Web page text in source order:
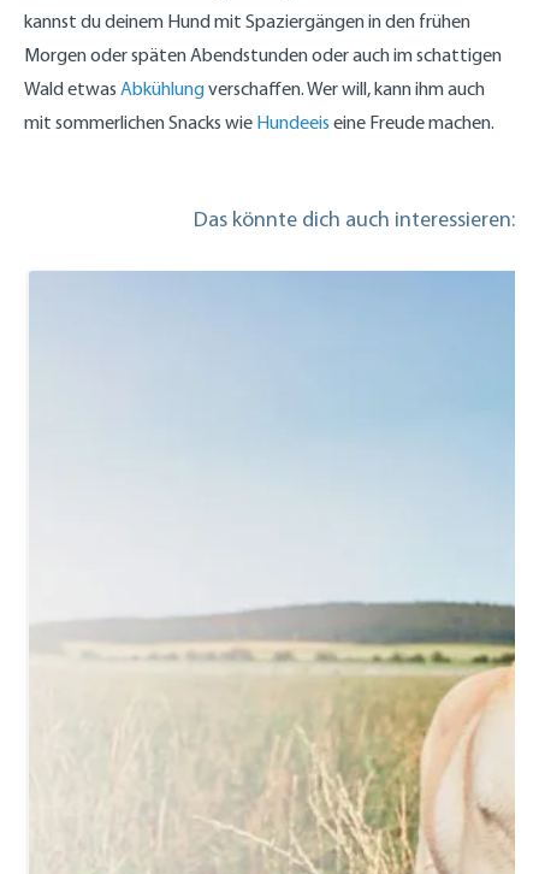
kannst du deinem Hund mit Spaziergängen in den frühen
Morgen oder späten Abendstunden oder auch im schattigen
Wald etwas Abkühlungverschaffen. Wer will, kann ihm auch
mit sommerlichen Snacks wie Hundeeis eine Freude machen.
Das könnte dich auch interessieren: